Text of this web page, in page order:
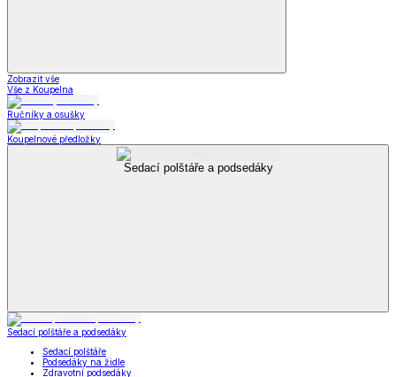
Zobrazit vše
Vše z Koupelna
Ručníky a osušky
Koupelnové předložky
Sedací polštáře a podsedáky
Sedací polštáře a podsedáky
Sedací polštáře
Podsedáky na židle
Zdravotní podsedáky